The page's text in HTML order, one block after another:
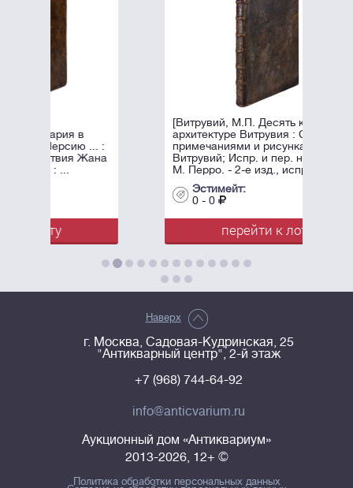
[Витрувий, М.П. Десять книг об
архитектуре Витрувия : С
примечаниями и рисунками /
Витрувий; Испр. и пер. на фр. яз.
М. Перро. - 2-е изд., испр. и ...
перейти к лоту
Наверх
г. Москва, Садовая-Кудринская, 25
"Антикварный центр", 2-й этаж
+7 (968) 744-64-92
info@anticvarium.ru
Аукционный дом «Антиквариум»
2013-2026, 12+ ©
Политика обработки персональных данных